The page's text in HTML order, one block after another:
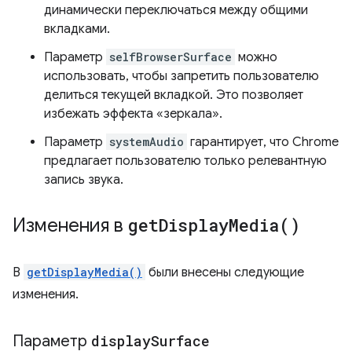
динамически переключаться между общими
вкладками.
Параметр selfBrowserSurface можно
использовать, чтобы запретить пользователю
делиться текущей вкладкой. Это позволяет
избежать эффекта «зеркала».
Параметр systemAudio гарантирует, что Chrome
предлагает пользователю только релевантную
запись звука.
Изменения в getDisplayMedia( )
В getDisplayMedia() были внесены следующие
изменения.
Параметр displaySurface